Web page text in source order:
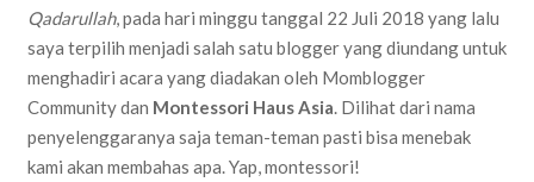
Qadarullah, pada hari minggu tanggal 22 Juli 2018 yang lalu
saya terpilih menjadi salah satu blogger yang diundang untuk
menghadiri acara yang diadakan oleh Momblogger
Community dan Montessori Haus Asia . Dilihat dari nama
penyelenggaranya saja teman-teman pasti bisa menebak
kami akan membahas apa. Yap, montessori!